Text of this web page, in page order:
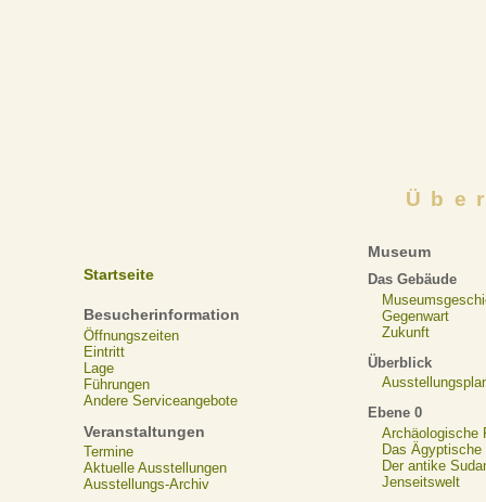
Startseite
Besucherinformation
Öffnungszeiten
Eintritt
Lage
Führungen
Andere Serviceangebote
Veranstaltungen
Termine
Aktuelle Ausstellungen
Ausstellungs-Archiv
Museum
Das Gebäude
Gegenwart
Zukunft
Überblick
Ebene 0
Archäologische
Das Ägyptische
Der antike
Jenseitswelt